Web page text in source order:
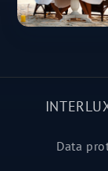
Data